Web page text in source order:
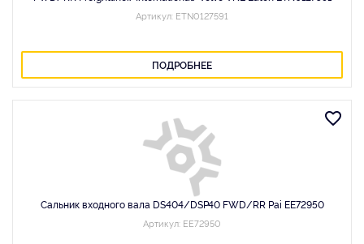
Артикул: ETN0127591
ПОДРОБНЕЕ
Сальник входного вала DS404/DSP40 FWD/RR Pai EE72950
Артикул: EE72950